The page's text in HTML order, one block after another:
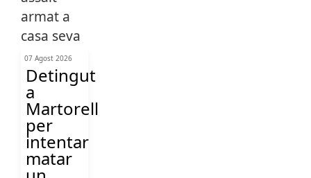
07 Agost 2026
Detingut
a
Martorell
per
intentar
matar